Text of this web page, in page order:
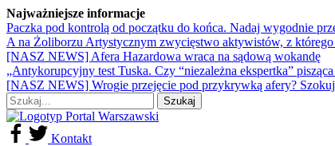
Najważniejsze informacje
Paczka pod kontrolą od początku do końca. Nadaj wygodnie
A na Żoliborzu Artystycznym zwycięstwo aktywistów, z
[NASZ NEWS] Afera Hazardowa wraca na sądową wokandę
„Antykorupcyjny test Tuska. Czy “niezależna ekspertka”
[NASZ NEWS] Wrogie przejęcie pod przykrywką afery?
Kontakt